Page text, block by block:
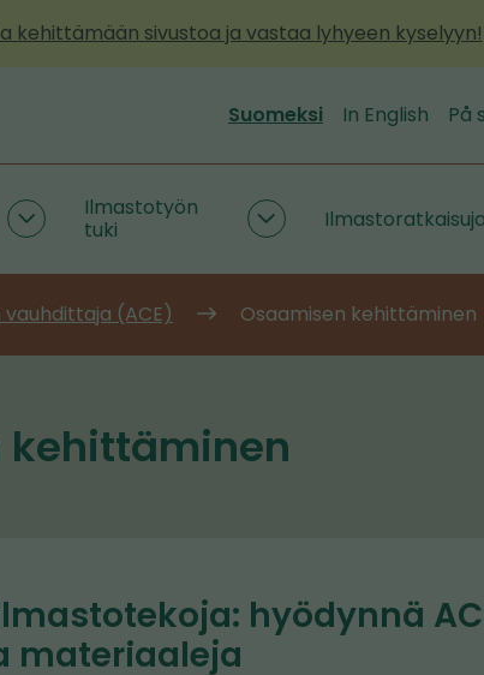
kehittämään sivustoa ja vastaa lyhyeen kyselyyn!
Suomeksi In English På
Päästötietoa
työkaluja
alasivut
Ilmastotyön
tuki
Ilmastotyön
alasivut
(ACE) Osaamisen kehittäminen
kehittäminen
hyödynnä
materiaaleja